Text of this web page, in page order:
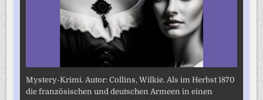
Mystery-Krimi. Autor: Collins, Wilkie. Als im Herbst 1870
die französischen und deutschen Armeen in einen